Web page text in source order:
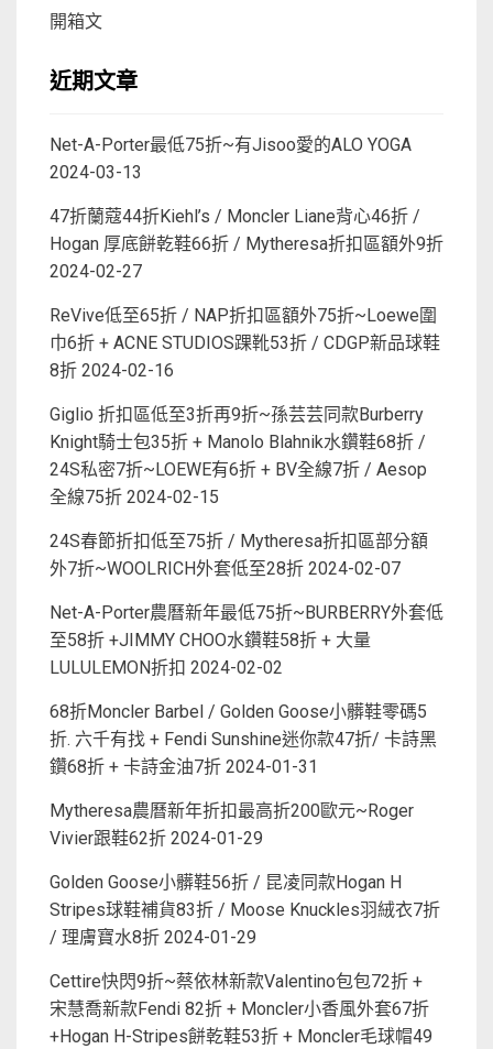
開箱文
近期文章
Net-A-Porter最低75折~有Jisoo愛的ALO YOGA
2024-03-13
47折蘭蔻44折Kiehl’s / Moncler Liane背心46折 /
Hogan 厚底餅乾鞋66折 / Mytheresa折扣區額外9折
2024-02-27
ReVive低至65折 / NAP折扣區額外75折~Loewe圍
巾6折 + ACNE STUDIOS踝靴53折 / CDGP新品球鞋
8折 2024-02-16
Giglio 折扣區低至3折再9折~孫芸芸同款Burberry
Knight騎士包35折 + Manolo Blahnik水鑽鞋68折 /
24S私密7折~LOEWE有6折 + BV全線7折 / Aesop
全線75折 2024-02-15
24S春節折扣低至75折 / Mytheresa折扣區部分額
外7折~WOOLRICH外套低至28折 2024-02-07
Net-A-Porter農曆新年最低75折~BURBERRY外套低
至58折 +JIMMY CHOO水鑽鞋58折 + 大量
LULULEMON折扣 2024-02-02
68折Moncler Barbel / Golden Goose小髒鞋零碼5
折. 六千有找 + Fendi Sunshine迷你款47折/ 卡詩黑
鑽68折 + 卡詩金油7折 2024-01-31
Mytheresa農曆新年折扣最高折200歐元~Roger
Vivier跟鞋62折 2024-01-29
Golden Goose小髒鞋56折 / 昆凌同款Hogan H
Stripes球鞋補貨83折 / Moose Knuckles羽絨衣7折
/ 理膚寶水8折 2024-01-29
Cettire快閃9折~蔡依林新款Valentino包包72折 +
宋慧喬新款Fendi 82折 + Moncler小香風外套67折
+Hogan H-Stripes餅乾鞋53折 + Moncler毛球帽49